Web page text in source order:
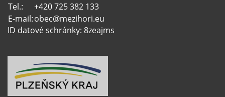
Tel.:
+420 725 382 133
E-mail:obec@mezihori.eu
ID datové schránky: 8zeajms